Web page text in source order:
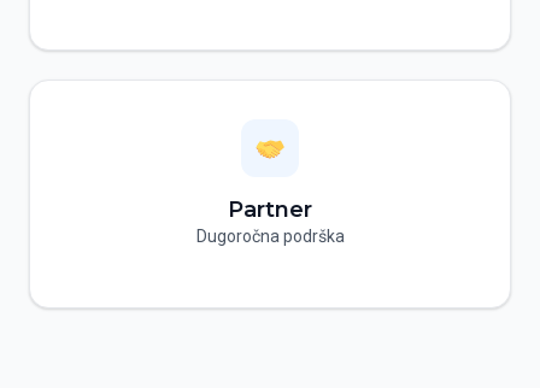
Partner
Dugoročna podrška